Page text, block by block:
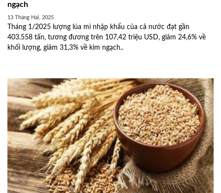
ngạch
13 Tháng Hai, 2025
Tháng 1/2025 lượng lúa mì nhập khẩu của cả nước đạt gần
403.558 tấn, tương đương trên 107,42 triệu USD, giảm 24,6% về
khối lượng, giảm 31,3% về kim ngạch..